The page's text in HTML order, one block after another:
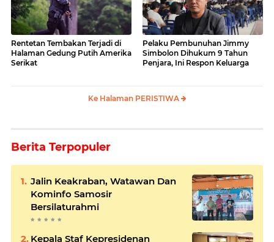
Rentetan Tembakan Terjadi di
Halaman Gedung Putih Amerika
Serikat
Pelaku Pembunuhan Jimmy
Simbolon Dihukum 9 Tahun
Penjara, Ini Respon Keluarga
Ke Halaman PERISTIWA
Berita Terpopuler
Jalin Keakraban, Watawan Dan
Kominfo Samosir
Bersilaturahmi
Kepala Staf Kepresidenan